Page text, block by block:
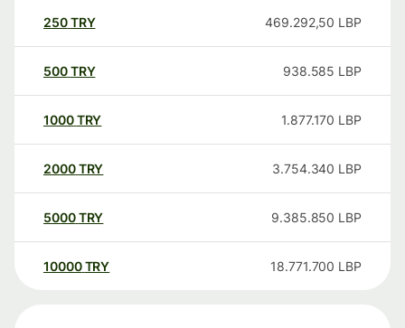
250TRY 469.292,50 LBP
500TRY 938.585 LBP
1000TRY 1.877.170 LBP
2000TRY 3.754.340 LBP
5000TRY 9.385.850 LBP
10000 TRY 18.771.700 LBP